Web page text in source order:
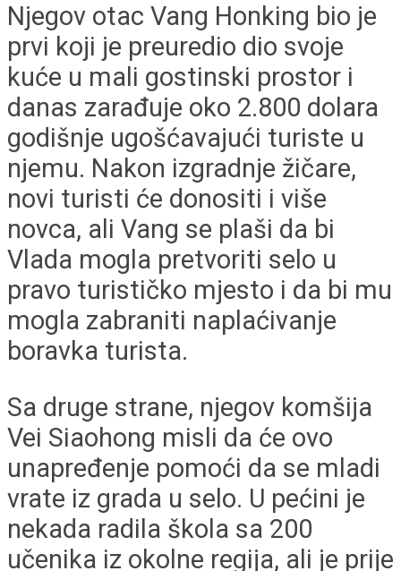
Njegov otac Vang Honking bio je
prvi koji je preuredio dio svoje
kuće u mali gostinski prostor i
danas zarađuje oko 2.800 dolara
godišnje ugošćavajući turiste u
njemu. Nakon izgradnje žičare,
novi turisti će donositi i više
novca, ali Vang se plaši da bi
Vlada mogla pretvoriti selo u
pravo turističko mjesto i da bi mu
mogla zabraniti naplaćivanje
boravka turista.
Sa druge strane, njegov komšija
Vei Siaohong misli da će ovo
unapređenje pomoći da se mladi
vrate iz grada u selo. U pećini je
nekada radila škola sa 200
učenika iz okolne regija, ali je prije